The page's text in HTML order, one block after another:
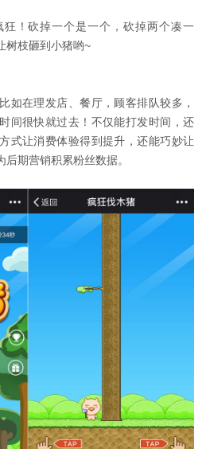
！砍掉一个是一个，砍掉两个凑一
树枝砸到小猪哟~
如在理发店、餐厅，顾客排队较多，
间很快就过去！不仅能打发时间，还
式让消费体验得到提升，还能巧妙让
期营销积累粉丝数据。